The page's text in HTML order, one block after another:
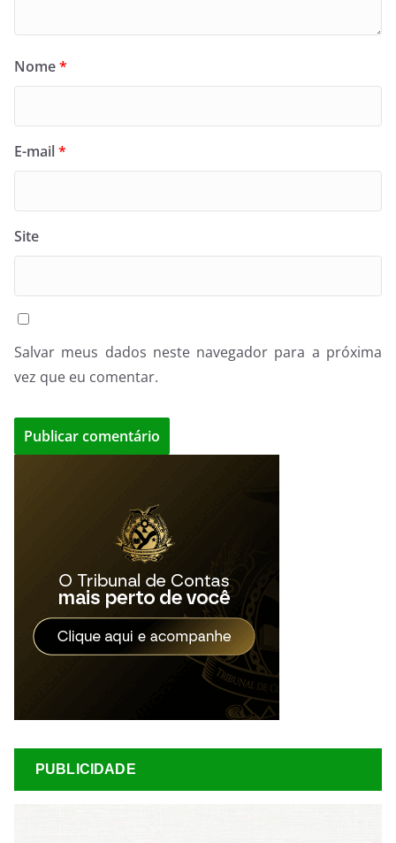
Nome*
E-mail*
Site
Salvar meus dados neste navegador para a próxima
vez que eu comentar.
PUBLICIDADE